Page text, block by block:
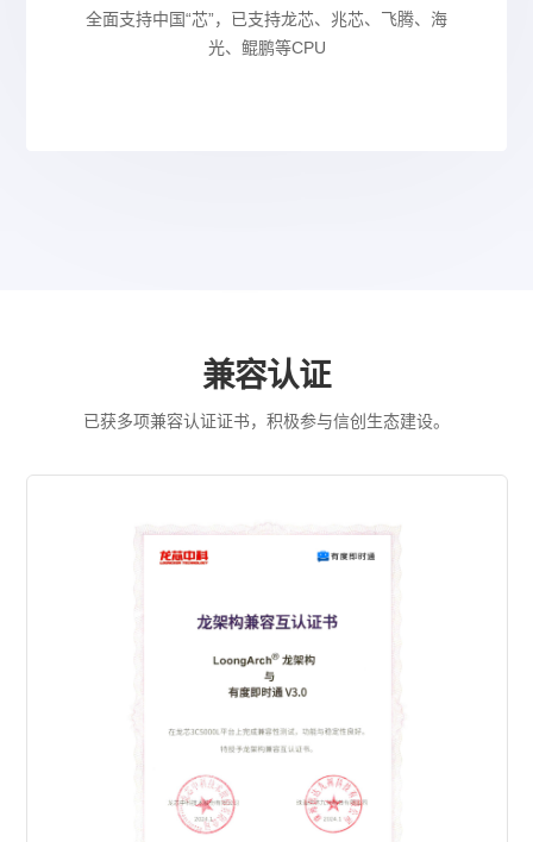
全面支持中国“芯”，已支持龙芯、兆芯、飞腾、海
光、鲲鹏等CPU
兼容认证
已获多项兼容认证证书，积极参与信创生态建设。